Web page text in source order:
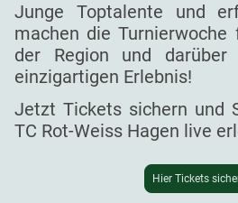
Junge Toptalente und
machen die Turnierwoche
der Region und
einzigartigen Erlebnis!
Jetzt Tickets sichern und
TC Rot-Weiss Hagen live
Hier Tickets